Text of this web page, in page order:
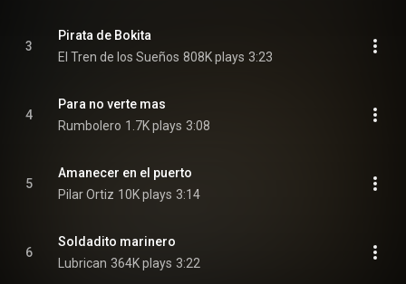
3
Pirata de Bokita
El Tren de los Sueños 808K plays 3:23
4
Para no verte mas
Rumbolero 1.7K plays 3:08
5
Amanecer en el puerto
Pilar Ortiz 10K plays 3:14
6
Soldadito marinero
Lubrican 364K plays 3:22